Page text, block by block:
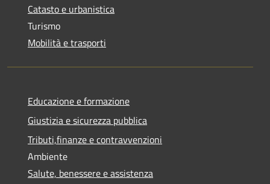
Catasto e urbanistica
Turismo
Mobilità e trasporti
Educazione e formazione
Giustizia e sicurezza pubblica
Tributi,finanze e contravvenzioni
Ambiente
Salute, benessere e assistenza